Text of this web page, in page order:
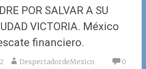
POR SALVAR A SU
VICTORIA. México
financiero.
DespertadordeMexico
0